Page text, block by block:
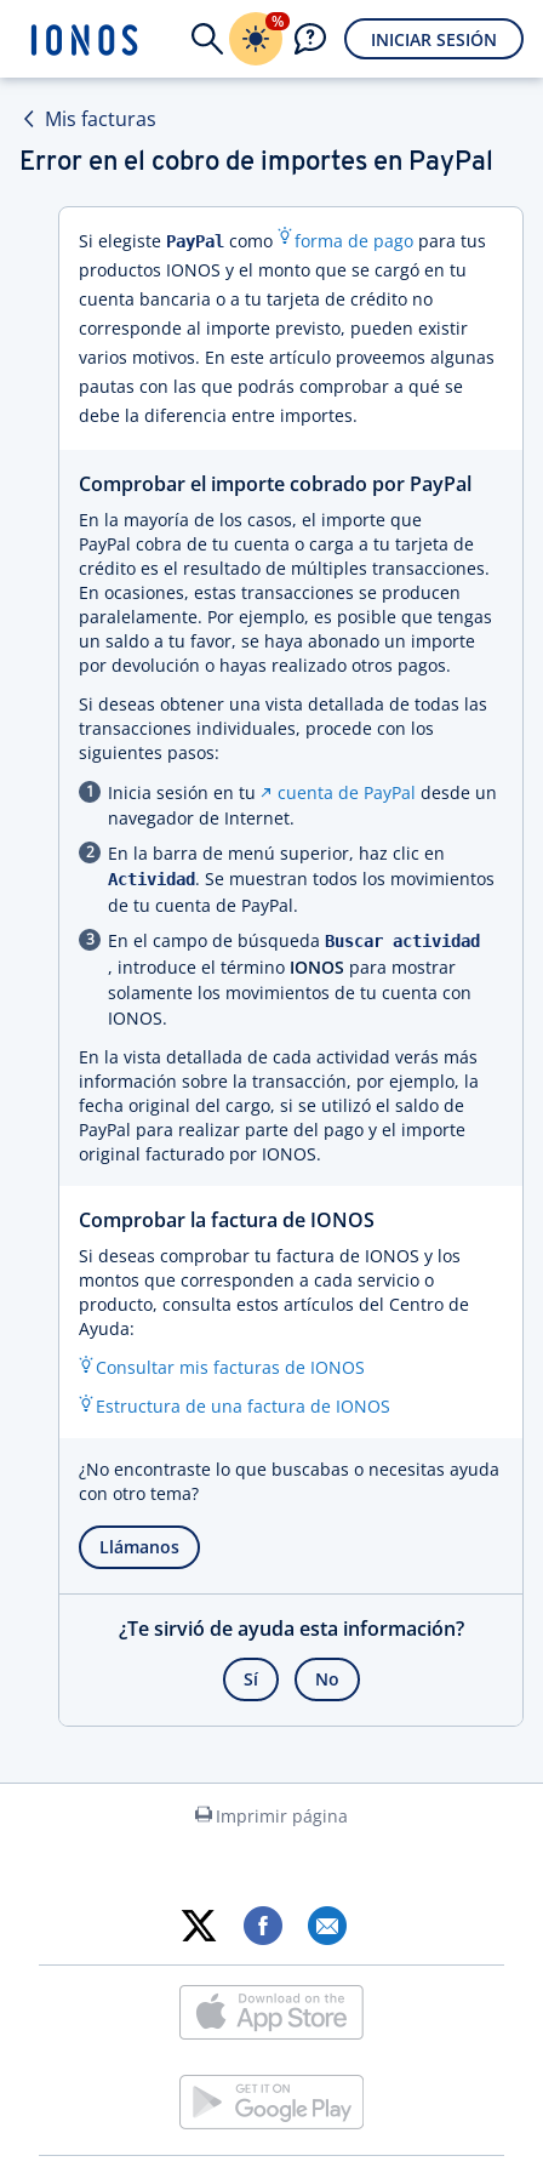
%
INICIAR SESIÓN
Mis facturas
Error en el cobro de importes en PayPal
Si elegiste PayPal como forma de pago para tus
productos IONOS y el monto que se cargó en tu
cuenta bancaria o a tu tarjeta de crédito no
corresponde al importe previsto, pueden existir
varios motivos. En este artículo proveemos algunas
pautas con las que podrás comprobar a qué se
debe la diferencia entre importes.
Comprobar el importe cobrado por PayPal
En la mayoría de los casos, el importe que
PayPal cobra de tu cuenta o carga a tu tarjeta de
crédito es el resultado de múltiples transacciones.
En ocasiones, estas transacciones se producen
paralelamente. Por ejemplo, es posible que tengas
un saldo a tu favor, se haya abonado un importe
por devolución o hayas realizado otros pagos.
Si deseas obtener una vista detallada de todas las
transacciones individuales, procede con los
siguientes pasos:
Inicia sesión en tu
cuenta de PayPal desde un
navegador de Internet.
En la barra de menú superior, haz clic en
Actividad. Se muestran todos los movimientos
de tu cuenta de PayPal.
En el campo de búsqueda Buscar actividad
, introduce el término IONOS para mostrar
solamente los movimientos de tu cuenta con
IONOS.
En la vista detallada de cada actividad verás más
información sobre la transacción, por ejemplo, la
fecha original del cargo, si se utilizó el saldo de
PayPal para realizar parte del pago y el importe
original facturado por IONOS.
Comprobar la factura de IONOS
Si deseas comprobar tu factura de IONOS y los
montos que corresponden a cada servicio o
producto, consulta estos artículos del Centro de
Ayuda:
Consultar mis facturas de IONOS
Estructura de una factura de IONOS
¿No encontraste lo que buscabas o necesitas ayuda
con otro tema?
Llámanos
¿Te sirvió de ayuda esta información?
Sí No
Imprimir página